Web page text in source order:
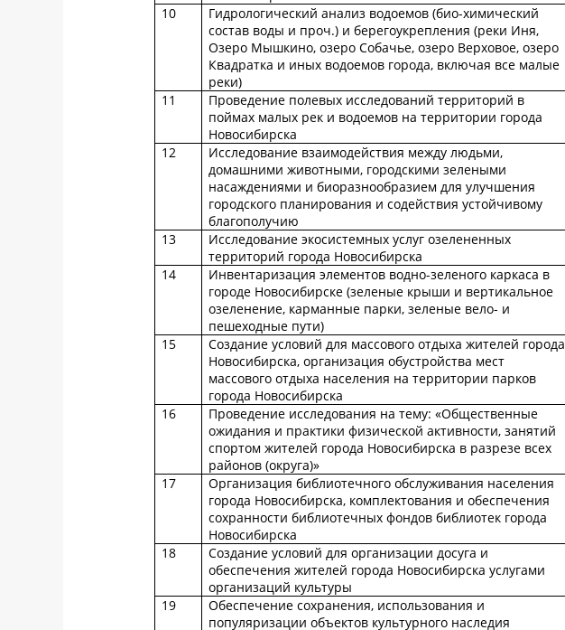
10
Гидрологический анализ водоемов (био-химический
состав воды и проч.) и берегоукрепления (реки Иня,
Озеро Мышкино, озеро Собачье, озеро Верховое, озеро
Квадратка и иных водоемов города, включая все малые
реки)
11
Проведение полевых исследований территорий в
поймах малых рек и водоемов на территории города
Новосибирска
12
Исследование взаимодействия между людьми,
домашними животными, городскими зелеными
насаждениями и биоразнообразием для улучшения
городского планирования и содействия устойчивому
благополучию
13
Исследование экосистемных услуг озелененных
территорий города Новосибирска
14
Инвентаризация элементов водно-зеленого каркаса в
городе Новосибирске (зеленые крыши и вертикальное
озеленение, карманные парки, зеленые вело- и
пешеходные пути)
15
Создание условий для массового отдыха жителей города
Новосибирска, организация обустройства мест
массового отдыха населения на территории парков
города Новосибирска
16
Проведение исследования на тему: «Общественные
ожидания и практики физической активности, занятий
спортом жителей города Новосибирска в разрезе всех
районов (округа)»
17
Организация библиотечного обслуживания населения
города Новосибирска, комплектования и обеспечения
сохранности библиотечных фондов библиотек города
Новосибирска
18
Создание условий для организации досуга и
обеспечения жителей города Новосибирска услугами
организаций культуры
19
Обеспечение сохранения, использования и
популяризации объектов культурного наследия